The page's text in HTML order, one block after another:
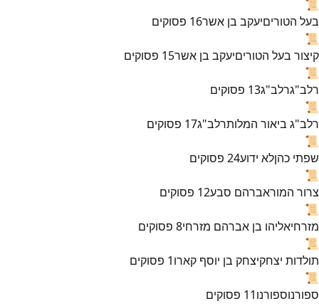
📜
בעל הטוריםיעקב בן אשר16 פסוקים
📜
קיצור בעל הטוריםיעקב בן אשר15 פסוקים
📜
רלב"גרלב"ג13 פסוקים
📜
רלב"ג ביאור המלותרלב"ג17 פסוקים
📜
שפתי כהןלא ידוע24 פסוקים
📜
צרור המוראברהם סבע12 פסוקים
📜
מזרחיאליהו בן אברהם מזרחי8 פסוקים
📜
תולדות יצחקיצחק בן יוסף קארו1 פסוקים
📜
ספורנוספורנו11 פסוקים